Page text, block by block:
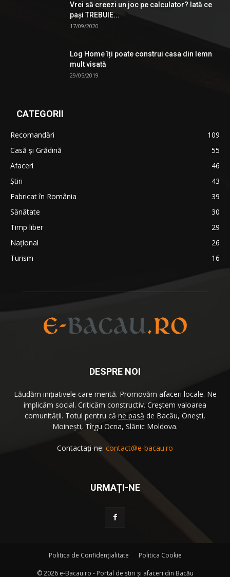
Vrei să creezi un joc pe calculator? Iată ce
pași TREBUIE...
17/09/2020
Log Home îți poate construi casa din lemn
mult visată
29/05/2019
CATEGORII
Recomandări
109
Casă şi Grădină
55
Afaceri
46
Ştiri
43
Fabricat în România
39
Sănătate
30
Timp liber
29
Național
26
Turism
16
DESPRE NOI
Lăudăm iniţiativele care merită. Promovăm afaceri locale. Ne
implicăm social. Criticăm constructiv. Creştem valoarea
comunităţii. Totul pentru că ne pasă de Bacău, Oneşti,
Moineşti, Tîrgu Ocna, Slănic Moldova.
Contactați-ne: contact@e-bacau.ro
URMAȚI-NE
Politica de Confidenţialitate Politica Cookie
©2026 e-Bacau.ro - Portal de ştiri şi afaceri din Bacău